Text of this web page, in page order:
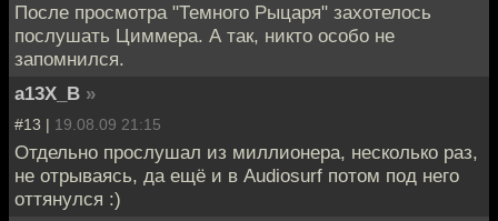
После просмотра "Темного Рыцаря" захотелось
послушать Циммера. А так, никто особо не
запомнился.
a13X_B »
#13 | 19.08.09 21:15
Отдельно прослушал из миллионера, несколько раз,
не отрываясь, да ещё и в Audiosurf потом под него
оттянулся :)